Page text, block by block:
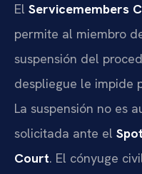
El Servicemembers
permite al miembro
suspensión del
despliegue le impide
La suspensión no es
solicitada ante el
Court. El cónyuge